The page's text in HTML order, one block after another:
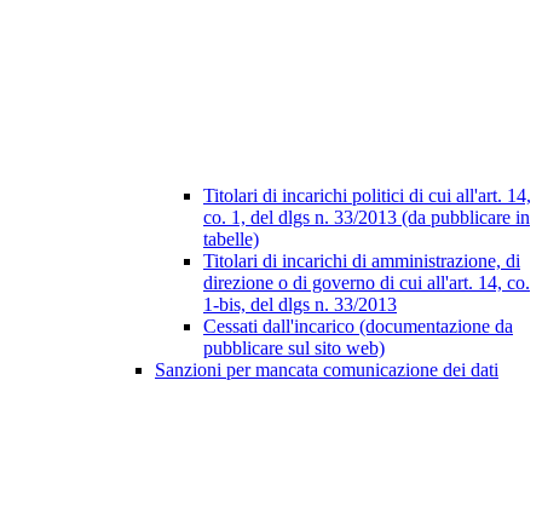
Titolari di incarichi politici di cui all'art. 14,
co. 1, del dlgs n. 33/2013 (da pubblicare in
tabelle)
Titolari di incarichi di amministrazione, di
direzione o di governo di cui all'art. 14, co.
1-bis, del dlgs n. 33/2013
Cessati dall'incarico (documentazione da
pubblicare sul sito web)
Sanzioni per mancata comunicazione dei dati